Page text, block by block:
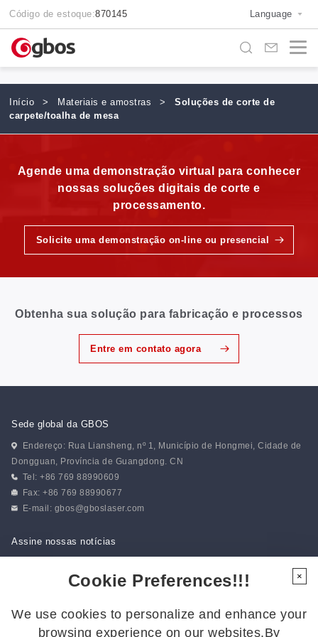
Código de estoque:870145 Language
Início > Materiais e amostras >
Soluções de corte de
carpete/toalha de mesa
Agende uma demonstração virtual para conhecer
nossas soluções digitais de corte e
processamento.
Solicite uma demonstração on-line ou presencial
Obtenha sua solução para fabricação e processos
Entre em contato agora
Sede global da GBOS
Endereço: Rua Liansheng, nº 1, Município de Hongmei, Cidade de
Dongguan, Província de Guangdong. CN
Tel: +86 769 88990609
Fax: +86 769 88990677
E-mail: gbos@gboslaser.com
Assine nossas notícias
Siga-nos para ficar por dentro das últimas novidades:
Cookie Preferences!!!
We use cookies to personalize and enhance your
browsing experience on our websites.By
×